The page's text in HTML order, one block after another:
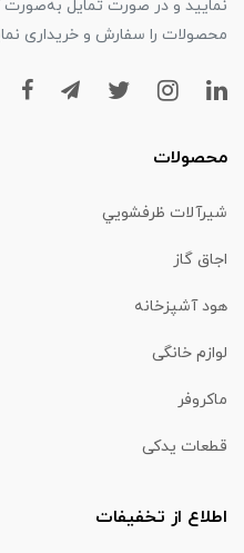
نمایید و در صورت تمایل به‌صورت
محصولات را سفارش و خریداری
محصولات
شیرآلات ظرفشويي
اجاق گاز
هود آشپزخانه
لوازم خانگی
ماكروفر
قطعات یدکی
اطلاع از تخفیفات